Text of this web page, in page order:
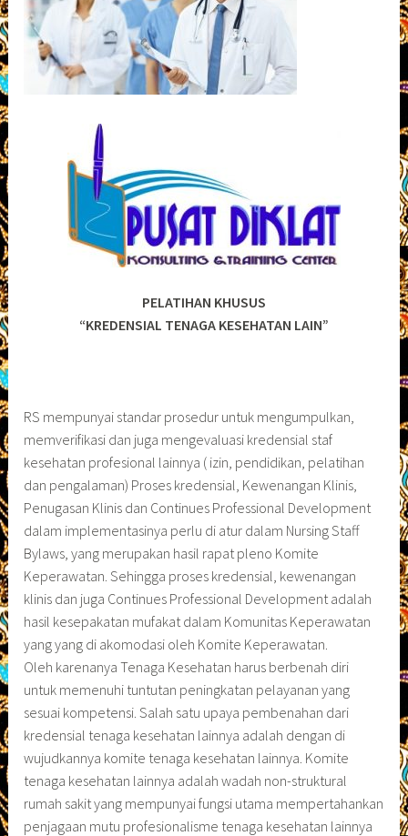
PELATIHAN KHUSUS
“KREDENSIAL TENAGA KESEHATAN LAIN”
RS mempunyai standar prosedur untuk mengumpulkan,
memverifikasi dan juga mengevaluasi kredensial staf
kesehatan profesional lainnya ( izin, pendidikan, pelatihan
dan pengalaman) Proses kredensial, Kewenangan Klinis,
Penugasan Klinis dan Continues Professional Development
dalam implementasinya perlu di atur dalam Nursing Staff
Bylaws, yang merupakan hasil rapat pleno Komite
Keperawatan. Sehingga proses kredensial, kewenangan
klinis dan juga Continues Professional Development adalah
hasil kesepakatan mufakat dalam Komunitas Keperawatan
yang yang di akomodasi oleh Komite Keperawatan.
Oleh karenanya Tenaga Kesehatan harus berbenah diri
untuk memenuhi tuntutan peningkatan pelayanan yang
sesuai kompetensi. Salah satu upaya pembenahan dari
kredensial tenaga kesehatan lainnya adalah dengan di
wujudkannya komite tenaga kesehatan lainnya. Komite
tenaga kesehatan lainnya adalah wadah non-struktural
rumah sakit yang mempunyai fungsi utama mempertahankan
penjagaan mutu profesionalisme tenaga kesehatan lainnya